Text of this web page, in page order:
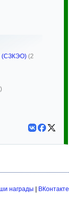
(СЗКЭО) (2
награды
ВКонтакте